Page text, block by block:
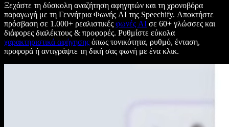
Ξεχάστε τη δύσκολη αναζήτηση αφηγητών και τη χρονοβόρα
παραγωγή με τη Γεννήτρια Φωνής AI της Speechify. Αποκτήστε
πρόσβαση σε 1.000+ ρεαλιστικές φωνές AI σε 60+ γλώσσες και
διάφορες διαλέκτους & προφορές. Ρυθμίστε εύκολα
χαρακτηριστικά αφήγησης όπως τονικότητα, ρυθμό, ένταση,
προφορά ή αντιγράψτε τη δική σας φωνή με ένα κλικ.